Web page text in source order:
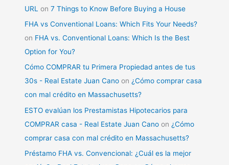
URL on7 Things to Know Before Buying a House
FHA vs Conventional Loans: Which Fits Your Needs?
on FHA vs. Conventional Loans: Which Is the Best
Option for You?
Cómo COMPRAR tu Primera Propiedad antes de tus
30s - Real Estate Juan Cano on¿Cómo comprar casa
con mal crédito en Massachusetts?
ESTO evalúan los Prestamistas Hipotecarios para
COMPRAR casa - Real Estate Juan Cano on ¿Cómo
comprar casa con mal crédito en Massachusetts?
Préstamo FHA vs. Convencional: ¿Cuál es la mejor